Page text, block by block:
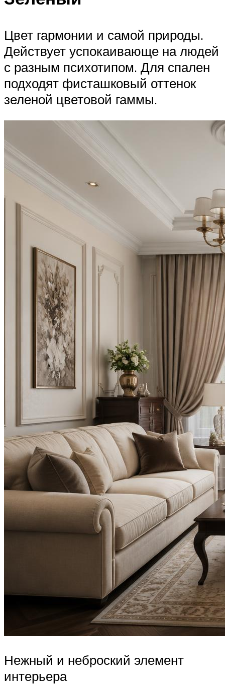
Цвет гармонии и самой природы.
Действует успокаивающе на людей
с разным психотипом. Для спален
подходят фисташковый оттенок
зеленой цветовой гаммы.
Нежный и неброский элемент
интерьера